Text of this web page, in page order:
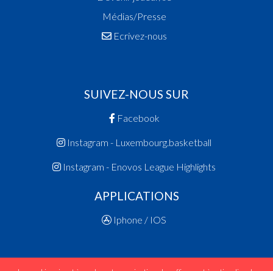
Médias/Presse
Ecrivez-nous
SUIVEZ-NOUS SUR
Facebook
Instagram - Luxembourg.basketball
Instagram - Enovos League Highlights
APPLICATIONS
Iphone / IOS